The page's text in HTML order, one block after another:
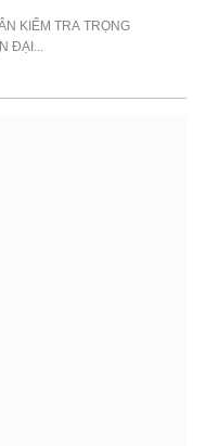
KIỂM TRA TRỌNG
ĐẠI...